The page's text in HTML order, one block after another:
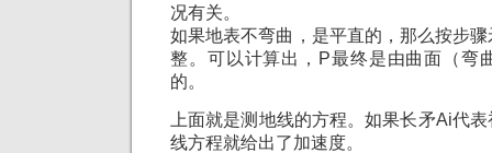
况有关。
如果地表不弯曲，是平直的，那么按步
整。可以计算出，P最终是由曲面（弯
的。
上面就是测地线的方程。如果长矛Ai代
线方程就给出了加速度。